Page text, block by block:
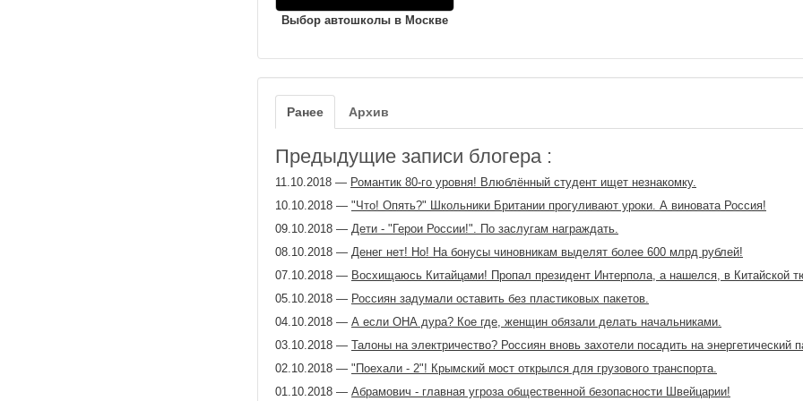
Выбор автошколы в Москве
Ранее Архив
Предыдущие записи блогера :
11.10.2018 — Романтик 80-го уровня! Влюблённый студент ищет незнакомку.
10.10.2018 — "Что! Опять?" Школьники Британии прогуливают уроки. А виновата Россия!
09.10.2018 — Дети - "Герои России!". По заслугам награждать.
08.10.2018 — Денег нет! Но! На бонусы чиновникам выделят более 600 млрд рублей!
07.10.2018 — Восхищаюсь Китайцами! Пропал президент Интерпола, а нашелся, в Китайской
05.10.2018 — Россиян задумали оставить без пластиковых пакетов.
04.10.2018 — А если ОНА дура? Кое где, женщин обязали делать начальниками.
03.10.2018 — Талоны на электричество? Россиян вновь захотели посадить на энергетический
02.10.2018 — "Поехали - 2"! Крымский мост открылся для грузового транспорта.
01.10.2018 — Абрамович - главная угроза общественной безопасности Швейцарии!